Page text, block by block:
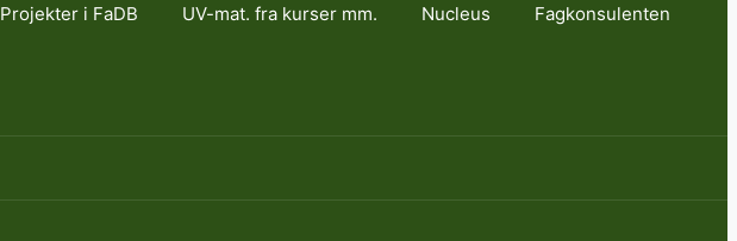
Projekter i FaDB UV-mat. fra kurser mm. Nucleus Fagkonsulenten